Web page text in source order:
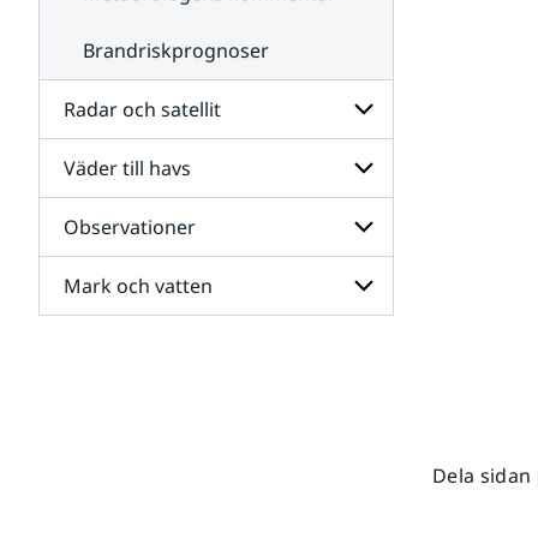
Brandriskprognoser
Radar och satellit
Undersidor
för
Radar
och
satellit
Väder till havs
Undersidor
för
Väder
till
havs
Observationer
Undersidor
för
Mark och vatten
Dela sidan